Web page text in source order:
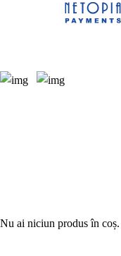
Nu ai niciun produs în coș.